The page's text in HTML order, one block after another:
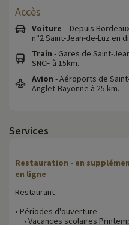
Accès
Voiture - Depuis
n°2 Saint-Jean-de-Luz en
Train - Gares de Saint-
SNCF à 15km.
Avion - Aéroports de
Anglet-Bayonne à 25 km.
Services
Restauration - en
en ligne
Restaurant
• Périodes d'ouverture
› Vacances scolaires